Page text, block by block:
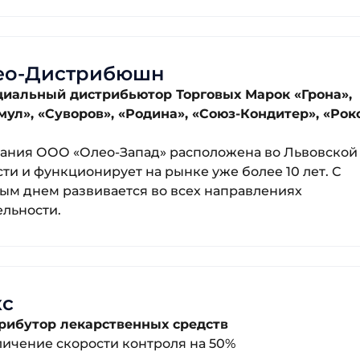
Дистрибюшн
дистрибьютор Торговых Марок «Грона»,
«Суворов», «Родина», «Союз-Кондитер»,
ООО «Олео-Запад» расположена во Львовской
и функционирует на рынке уже более 10 лет. С
днем развивается во всех направлениях
лекарственных средств
скорости контроля на 50%
Поговорите с нашим экспертом уже сегодня
Спасибо за обращение.
заинтересовались именно нашими
свяжется с вами в ближайшее время.
Спасибо за обращение.
заинтересовались именно нашими
свяжется с вами в ближайшее время.